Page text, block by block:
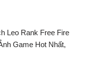
Leo Rank Free Fire
Game Hot Nhất,